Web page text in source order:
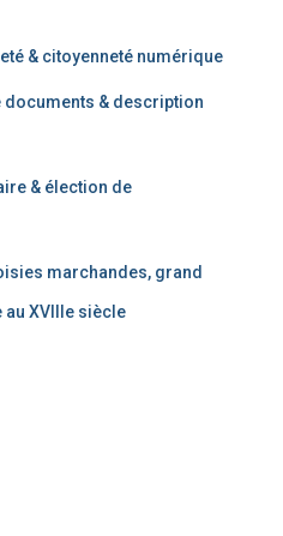
& citoyenneté numérique
documents & description
& élection de
marchandes, grand
XVIIIe siècle